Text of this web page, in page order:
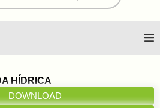
HÍDRICA
DOWNLOAD